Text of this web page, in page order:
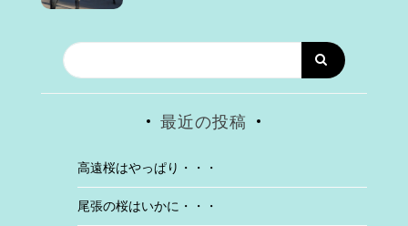
最近の投稿
高遠桜はやっぱり・・・
尾張の桜はいかに・・・